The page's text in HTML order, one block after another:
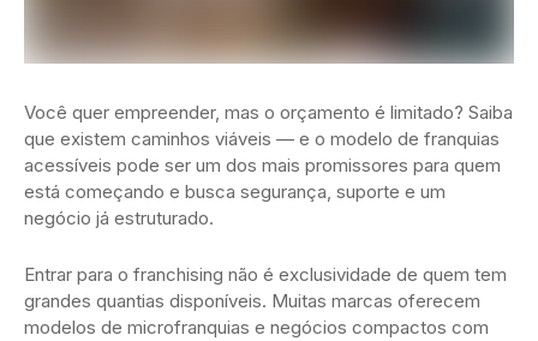
Você quer empreender, mas o orçamento é limitado? Saiba
que existem caminhos viáveis — e o modelo de franquias
acessíveis pode ser um dos mais promissores para quem
está começando e busca segurança, suporte e um
negócio já estruturado.
Entrar para o franchising não é exclusividade de quem tem
grandes quantias disponíveis. Muitas marcas oferecem
modelos de microfranquias e negócios compactos com